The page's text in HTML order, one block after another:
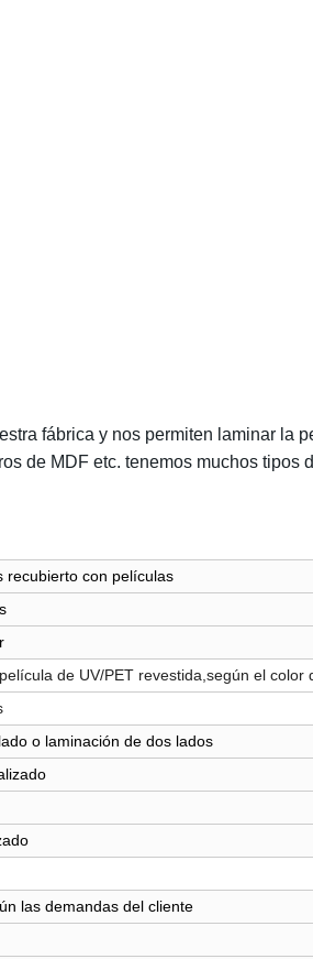
fábrica y nos permiten laminar la
de MDF etc. tenemos muchos
recubierto con películas
de UV/PET revestida,según el color
o laminación de dos lados
las demandas del cliente